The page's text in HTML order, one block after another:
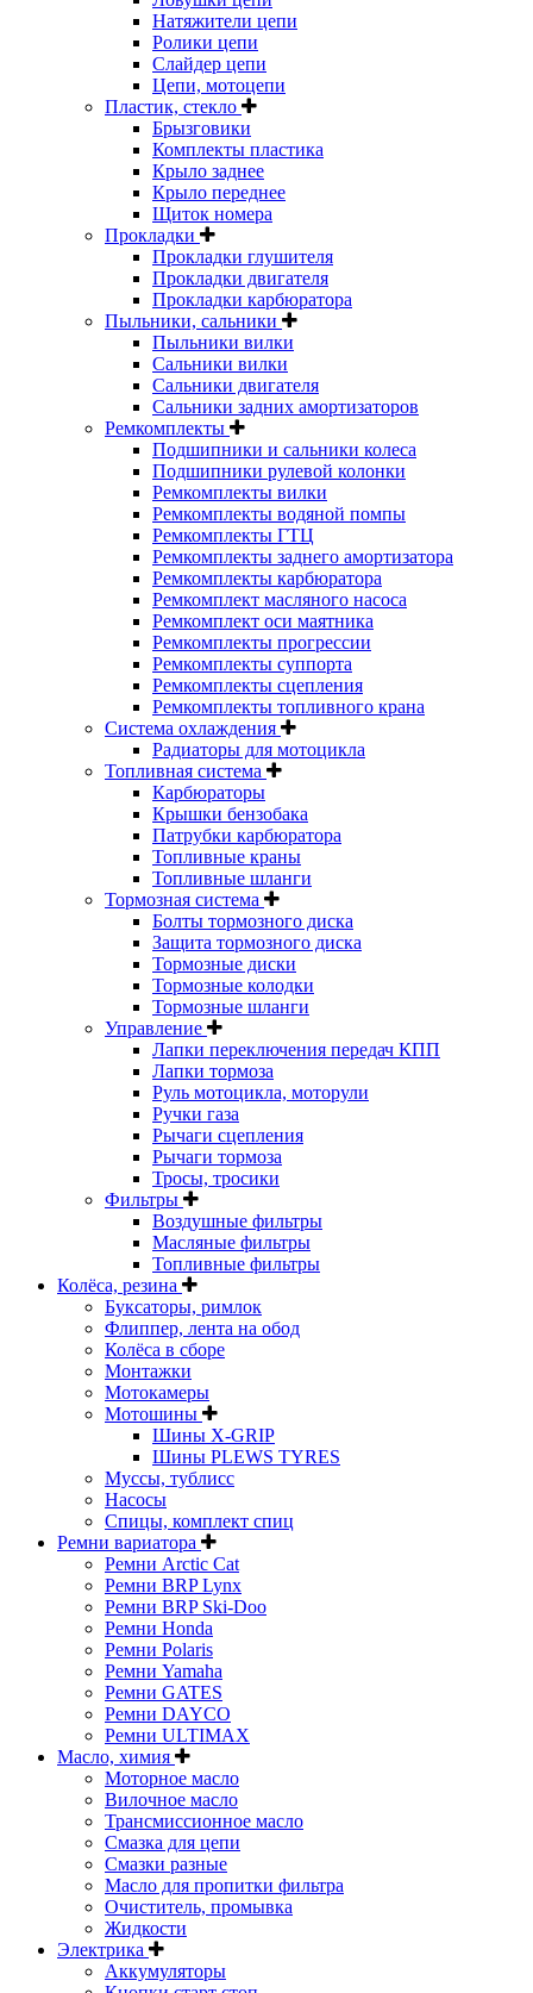
Натяжители цепи
Ролики цепи
Слайдер цепи
Цепи, мотоцепи
Пластик, стекло
Брызговики
Комплекты пластика
Крыло заднее
Крыло переднее
Щиток номера
Прокладки
Прокладки глушителя
Прокладки двигателя
Прокладки карбюратора
Пыльники, сальники
Пыльники вилки
Сальники вилки
Сальники двигателя
Сальники задних амортизаторов
Ремкомплекты
Подшипники и сальники колеса
Подшипники рулевой колонки
Ремкомплекты вилки
Ремкомплекты водяной помпы
Ремкомплекты ГТЦ
Ремкомплекты заднего амортизатора
Ремкомплекты карбюратора
Ремкомплект масляного насоса
Ремкомплект оси маятника
Ремкомплекты прогрессии
Ремкомплекты суппорта
Ремкомплекты сцепления
Ремкомплекты топливного крана
Система охлаждения
Радиаторы для мотоцикла
Топливная система
Карбюраторы
Крышки бензобака
Патрубки карбюратора
Топливные краны
Топливные шланги
Тормозная система
Болты тормозного диска
Защита тормозного диска
Тормозные диски
Тормозные колодки
Тормозные шланги
Управление
Лапки переключения передач КПП
Лапки тормоза
Руль мотоцикла, моторули
Ручки газа
Рычаги сцепления
Рычаги тормоза
Тросы, тросики
Фильтры
Воздушные фильтры
Масляные фильтры
Топливные фильтры
Колёса, резина
Буксаторы, римлок
Флиппер, лента на обод
Колёса в сборе
Монтажки
Мотокамеры
Мотошины
Шины X-GRIP
Шины PLEWS TYRES
Муссы, тублисс
Насосы
Спицы, комплект спиц
Ремни вариатора
Ремни Arctic Cat
Ремни BRP Lynx
Ремни BRP Ski-Doo
Ремни Honda
Ремни Polaris
Ремни Yamaha
Ремни GATES
Ремни DAYCO
Ремни ULTIMAX
Масло, химия
Моторное масло
Вилочное масло
Трансмиссионное масло
Смазка для цепи
Смазки разные
Масло для пропитки фильтра
Очиститель, промывка
Жидкости
Электрика
Аккумуляторы